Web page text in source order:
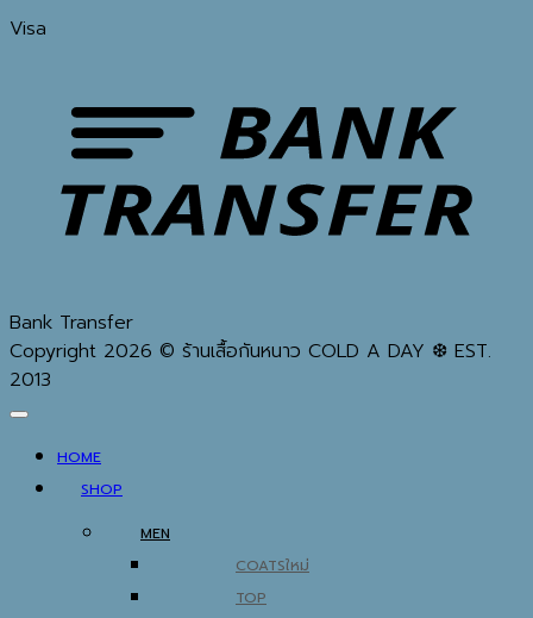
Visa
Bank Transfer
Copyright 2026 © ร้านเสื้อกันหนาว COLD A DAY ❆ EST.
2013
HOME
SHOP
MEN
COATS
TOP